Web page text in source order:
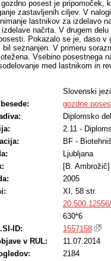
gozdno posest je pripomoček,
zastavljenih ciljev. V
lastnikov za izdelavo
načrta. V drugem
Pokazalo se je, daso
bil seznanjen. V primeru
Vsebino posestnega
med lastnikom in
Slovenski
gozdne
Diplomsko
2.11 -
BF -
Ljubljana
[B. Ambrožič]
2005
XI, 58 str.
630*6
ID:
1557158
v RUL:
11.07.2014
2184